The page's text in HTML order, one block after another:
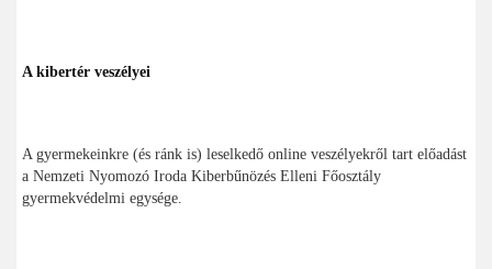
A kibertér veszélyei
A gyermekeinkre (és ránk is) leselkedő online veszélyekről tart előadást
a Nemzeti Nyomozó Iroda Kiberbűnözés Elleni Főosztály
gyermekvédelmi egysége.